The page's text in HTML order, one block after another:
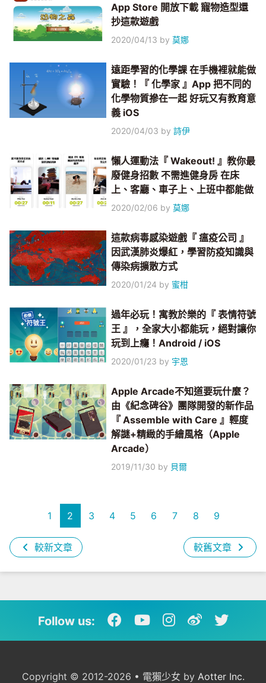
App Store 開放下載 寵物造型還
抄這款遊戲
2020/04/13 by莫娜
遠距學習的化學課 在手機裡就能做
實驗！『 化學家 』App 把不同的
化學物質摻在一起 好玩又有教育意
義 iOS
2020/04/03 by詩伊
懶人運動法『 Wakeout! 』教你最
廢健身招數 不需進健身房 在床
上、客廳、車子上、上班中都能做
2020/02/06 by莫娜
這款病毒感染遊戲『 瘟疫公司 』
因武漢肺炎爆紅，學習防疫知識與
傳染病擴散方式
2020/01/24 by 蜜柑
過年必玩！寓教於樂的『 表情符號
王 』，全家大小都能玩，絕對讓你
玩到上癮！Android / iOS
2020/01/23 by 宇恩
Apple Arcade不知道要玩什麼？
由《紀念碑谷》團隊開發的新作品
『 Assemble with Care 』輕度
解謎+精緻的手繪風格（Apple
Arcade）
2019/11/30 by 貝爾
較新文章
1 2 3 4 5 6 7 8 9
較舊文章
Follow us:
Copyright © 2012-2026 • 電獺少女 by Aotter Inc.